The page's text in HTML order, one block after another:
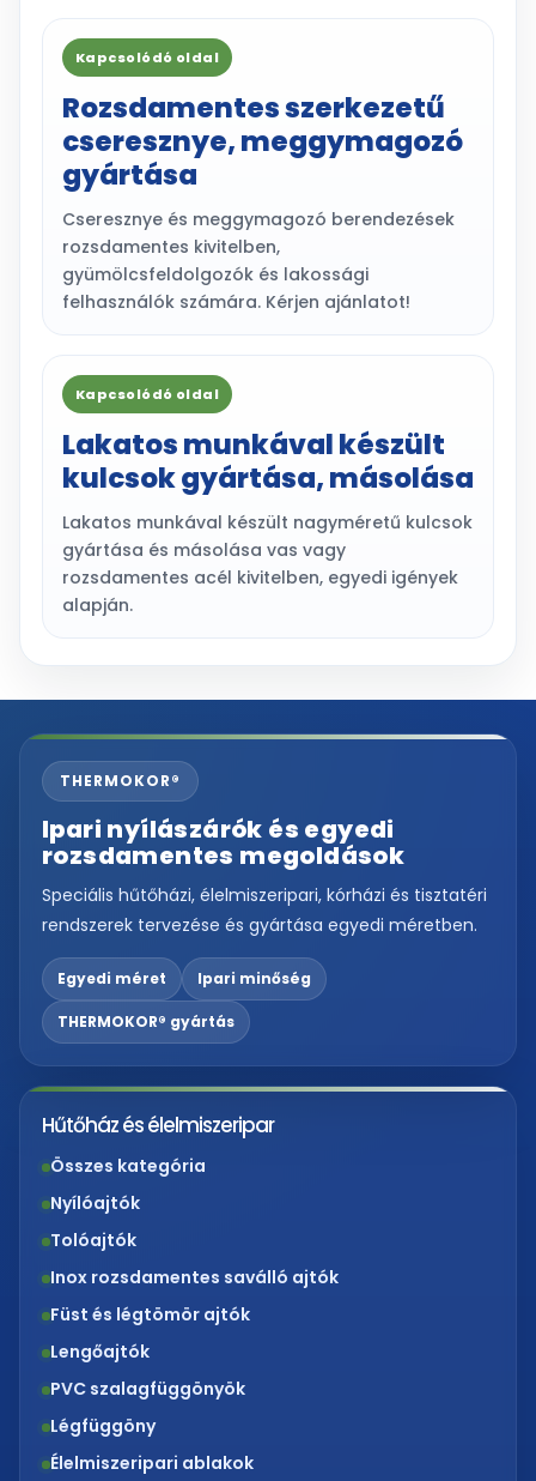
Kapcsolódó oldal
Rozsdamentes szerkezetű
cseresznye, meggymagozó
gyártása
Cseresznye és meggymagozó berendezések
rozsdamentes kivitelben,
gyümölcsfeldolgozók és lakossági
felhasználók számára. Kérjen ajánlatot!
Kapcsolódó oldal
Lakatos munkával készült
kulcsok gyártása, másolása
Lakatos munkával készült nagyméretű kulcsok
gyártása és másolása vas vagy
rozsdamentes acél kivitelben, egyedi igények
alapján.
THERMOKOR®
Ipari nyílászárók és egyedi
rozsdamentes megoldások
Speciális hűtőházi, élelmiszeripari, kórházi és tisztatéri
rendszerek tervezése és gyártása egyedi méretben.
Egyedi méret Ipari minőség
THERMOKOR® gyártás
Hűtőház és élelmiszeripar
Összes kategória
Nyílóajtók
Tolóajtók
Inox rozsdamentes saválló ajtók
Füst és légtömör ajtók
Lengőajtók
PVC szalagfüggönyök
Légfüggöny
Élelmiszeripari ablakok